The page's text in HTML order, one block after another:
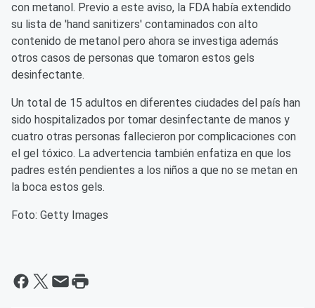
con metanol. Previo a este aviso, la FDA había extendido
su lista de 'hand sanitizers' contaminados con alto
contenido de metanol pero ahora se investiga además
otros casos de personas que tomaron estos gels
desinfectante.
Un total de 15 adultos en diferentes ciudades del país han
sido hospitalizados por tomar desinfectante de manos y
cuatro otras personas fallecieron por complicaciones con
el gel tóxico. La advertencia también enfatiza en que los
padres estén pendientes a los niños a que no se metan en
la boca estos gels.
Foto: Getty Images